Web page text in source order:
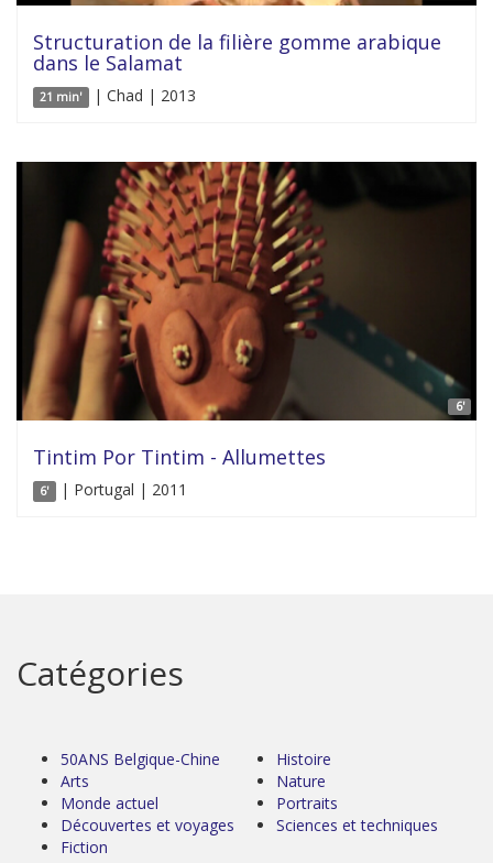
Structuration de la filière gomme arabique
dans le Salamat
21 min' | Chad | 2013
6'
Tintim Por Tintim - Allumettes
6' | Portugal | 2011
Catégories
50ANS Belgique-Chine
Arts
Monde actuel
Découvertes et voyages
Fiction
Histoire
Nature
Portraits
Sciences et techniques